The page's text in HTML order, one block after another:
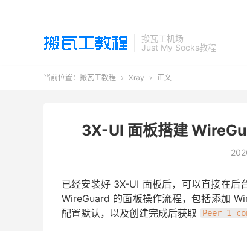
搬瓦工机场
Just My Socks教程
当前位置： 搬瓦工教程  Xray  正文
3X-UI 面板搭建
已经安装好 3X-UI 面板后，可以直接在后
WireGuard 的面板操作流程，包括添加
配置默认，以及创建完成后获取
Peer 1